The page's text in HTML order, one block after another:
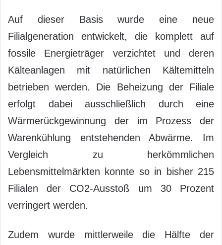
Auf dieser Basis wurde eine neue
Filialgeneration entwickelt, die komplett auf
fossile Energieträger verzichtet und deren
Kälteanlagen mit natürlichen Kältemitteln
betrieben werden. Die Beheizung der Filiale
erfolgt dabei ausschließlich durch eine
Wärmerückgewinnung der im Prozess der
Warenkühlung entstehenden Abwärme. Im
Vergleich zu herkömmlichen
Lebensmittelmärkten konnte so in bisher 215
Filialen der CO2-Ausstoß um 30 Prozent
verringert werden.
Zudem wurde mittlerweile die Hälfte der